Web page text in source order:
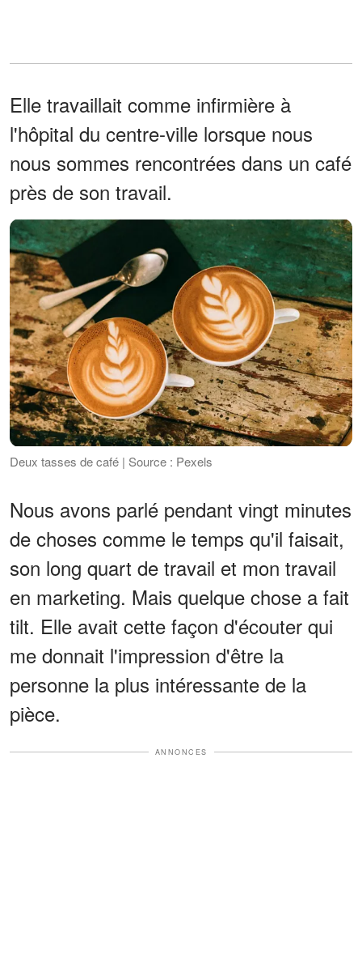
Elle travaillait comme infirmière à
l'hôpital du centre-ville lorsque nous
nous sommes rencontrées dans un café
près de son travail.
Deux tasses de café | Source : Pexels
Nous avons parlé pendant vingt minutes
de choses comme le temps qu'il faisait,
son long quart de travail et mon travail
en marketing. Mais quelque chose a fait
tilt. Elle avait cette façon d'écouter qui
me donnait l'impression d'être la
personne la plus intéressante de la
pièce.
ANNONCES